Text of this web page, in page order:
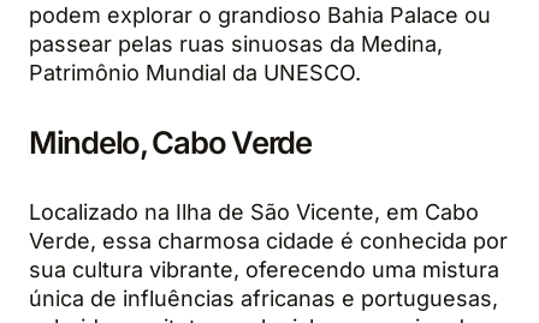
podem explorar o grandioso Bahia Palace ou
passear pelas ruas sinuosas da Medina,
Patrimônio Mundial da UNESCO.
Mindelo, Cabo Verde
Localizado na Ilha de São Vicente, em Cabo
Verde, essa charmosa cidade é conhecida por
sua cultura vibrante, oferecendo uma mistura
única de influências africanas e portuguesas,